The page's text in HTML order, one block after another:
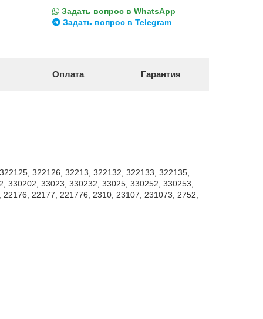
Задать вопрос в WhatsApp
Задать вопрос в Telegram
Оплата Гарантия
322126, 32213, 322132, 322133, 322135,
330202, 33023, 330232, 33025, 330252, 330253,
22177, 221776, 2310, 23107, 231073, 2752,